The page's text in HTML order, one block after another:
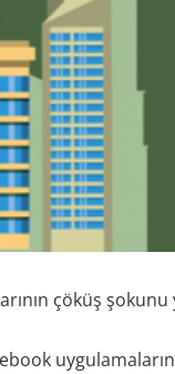
çöküş şokunu